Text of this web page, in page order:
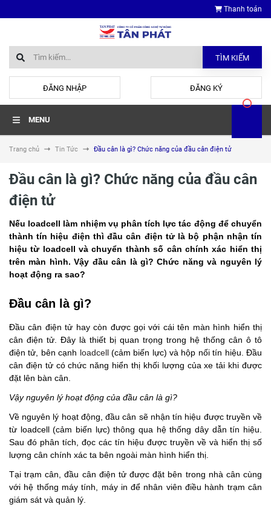
Thanh toán
TÌM KIẾM
ĐĂNG NHẬP ĐĂNG KÝ
MENU
Trang chủ Tin Tức Đầu cân là gì? Chức năng của đầu cân điện tử
Đầu cân là gì? Chức năng của đầu cân
điện tử
Nếu loadcell làm nhiệm vụ phân tích lực tác động để chuyển
thành tín hiệu điện thì đầu cân điện tử là bộ phận nhận tín
hiệu từ loadcell và chuyển thành số cân chính xác hiển thị
trên màn hình. Vậy đầu cân là gì? Chức năng và nguyên lý
hoạt động ra sao?
Đầu cân là gì?
Đầu cân điện tử hay còn được gọi với cái tên màn hình hiển thị
cân điện tử. Đây là thiết bị quan trọng trong hệ thống cân ô tô
điện tử, bên cạnh loadcell(cảm biến lực) và hộp nối tín hiệu. Đầu
cân điện tử có chức năng hiển thị khối lượng của xe tải khi được
đặt lên bàn cân.
Vậy nguyên lý hoạt động của đầu cân là gì?
Về nguyên lý hoạt động, đầu cân sẽ nhận tín hiệu được truyền về
từ loadcell (cảm biến lực) thông qua hệ thống dây dẫn tín hiệu.
Sau đó phân tích, đọc các tín hiệu được truyền về và hiển thị số
lượng cân chính xác ta bên ngoài màn hình hiển thị.
Tại trạm cân, đầu cân điện tử được đặt bên trong nhà cân cùng
với hệ thống máy tính, máy in để nhân viên điều hành trạm cân
giám sát và quản lý.